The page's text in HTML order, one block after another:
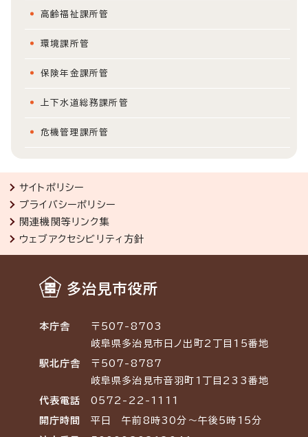
高齢福祉課所管
環境課所管
保険年金課所管
上下水道総務課所管
危機管理課所管
サイトポリシー
プライバシーポリシー
関連機関等リンク集
ウェブアクセシビリティ方針
多治見市役所
本庁舎
〒507-8703
岐阜県多治見市日ノ出町2丁目15番地
駅北庁舎
〒507-8787
岐阜県多治見市音羽町1丁目233番地
代表電話 0572-22-1111
開庁時間 平日 午前8時30分～午後5時15分